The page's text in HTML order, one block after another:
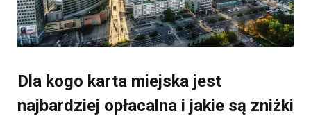
Dla kogo karta miejska jest
najbardziej opłacalna i jakie są zniżki